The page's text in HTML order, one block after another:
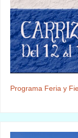
Programa Feria y